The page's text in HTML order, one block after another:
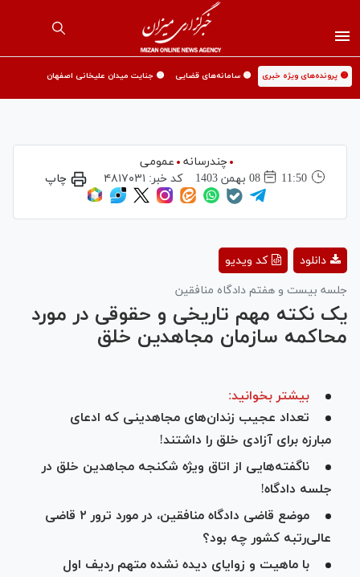
🟡 پرونده‌های ویژه خبری 🟡 سامانه‌های قضایی 🟡 جنایت میدان علیخانی اصفهان
چندرسانه
عمومی
11:50
08 بهمن 1403 کد خبر: ۴۸۱۷۰۳۱ چاپ
Video
کد ویدیو
دانلود
جلسه بیست و هفتم دادگاه منافقین
یک نکته مهم تاریخی و حقوقی در مورد
محاکمه سازمان مجاهدین خلق
بیشتر بخوانید:
تعداد عجیب زندان‌های مجاهدینی که ادعای
مبارزه برای آزادی خلق را داشتند!
ناگفته‌هایی از اتاق ویژه شکنجه مجاهدین خلق در
جلسه دادگاه!
موضع قاضی دادگاه منافقین، در مورد ترور ۲ قاضی
عالی‌رتبه کشور چه بود؟
با ماهیت و زوایای دیده نشده متهم ردیف اول